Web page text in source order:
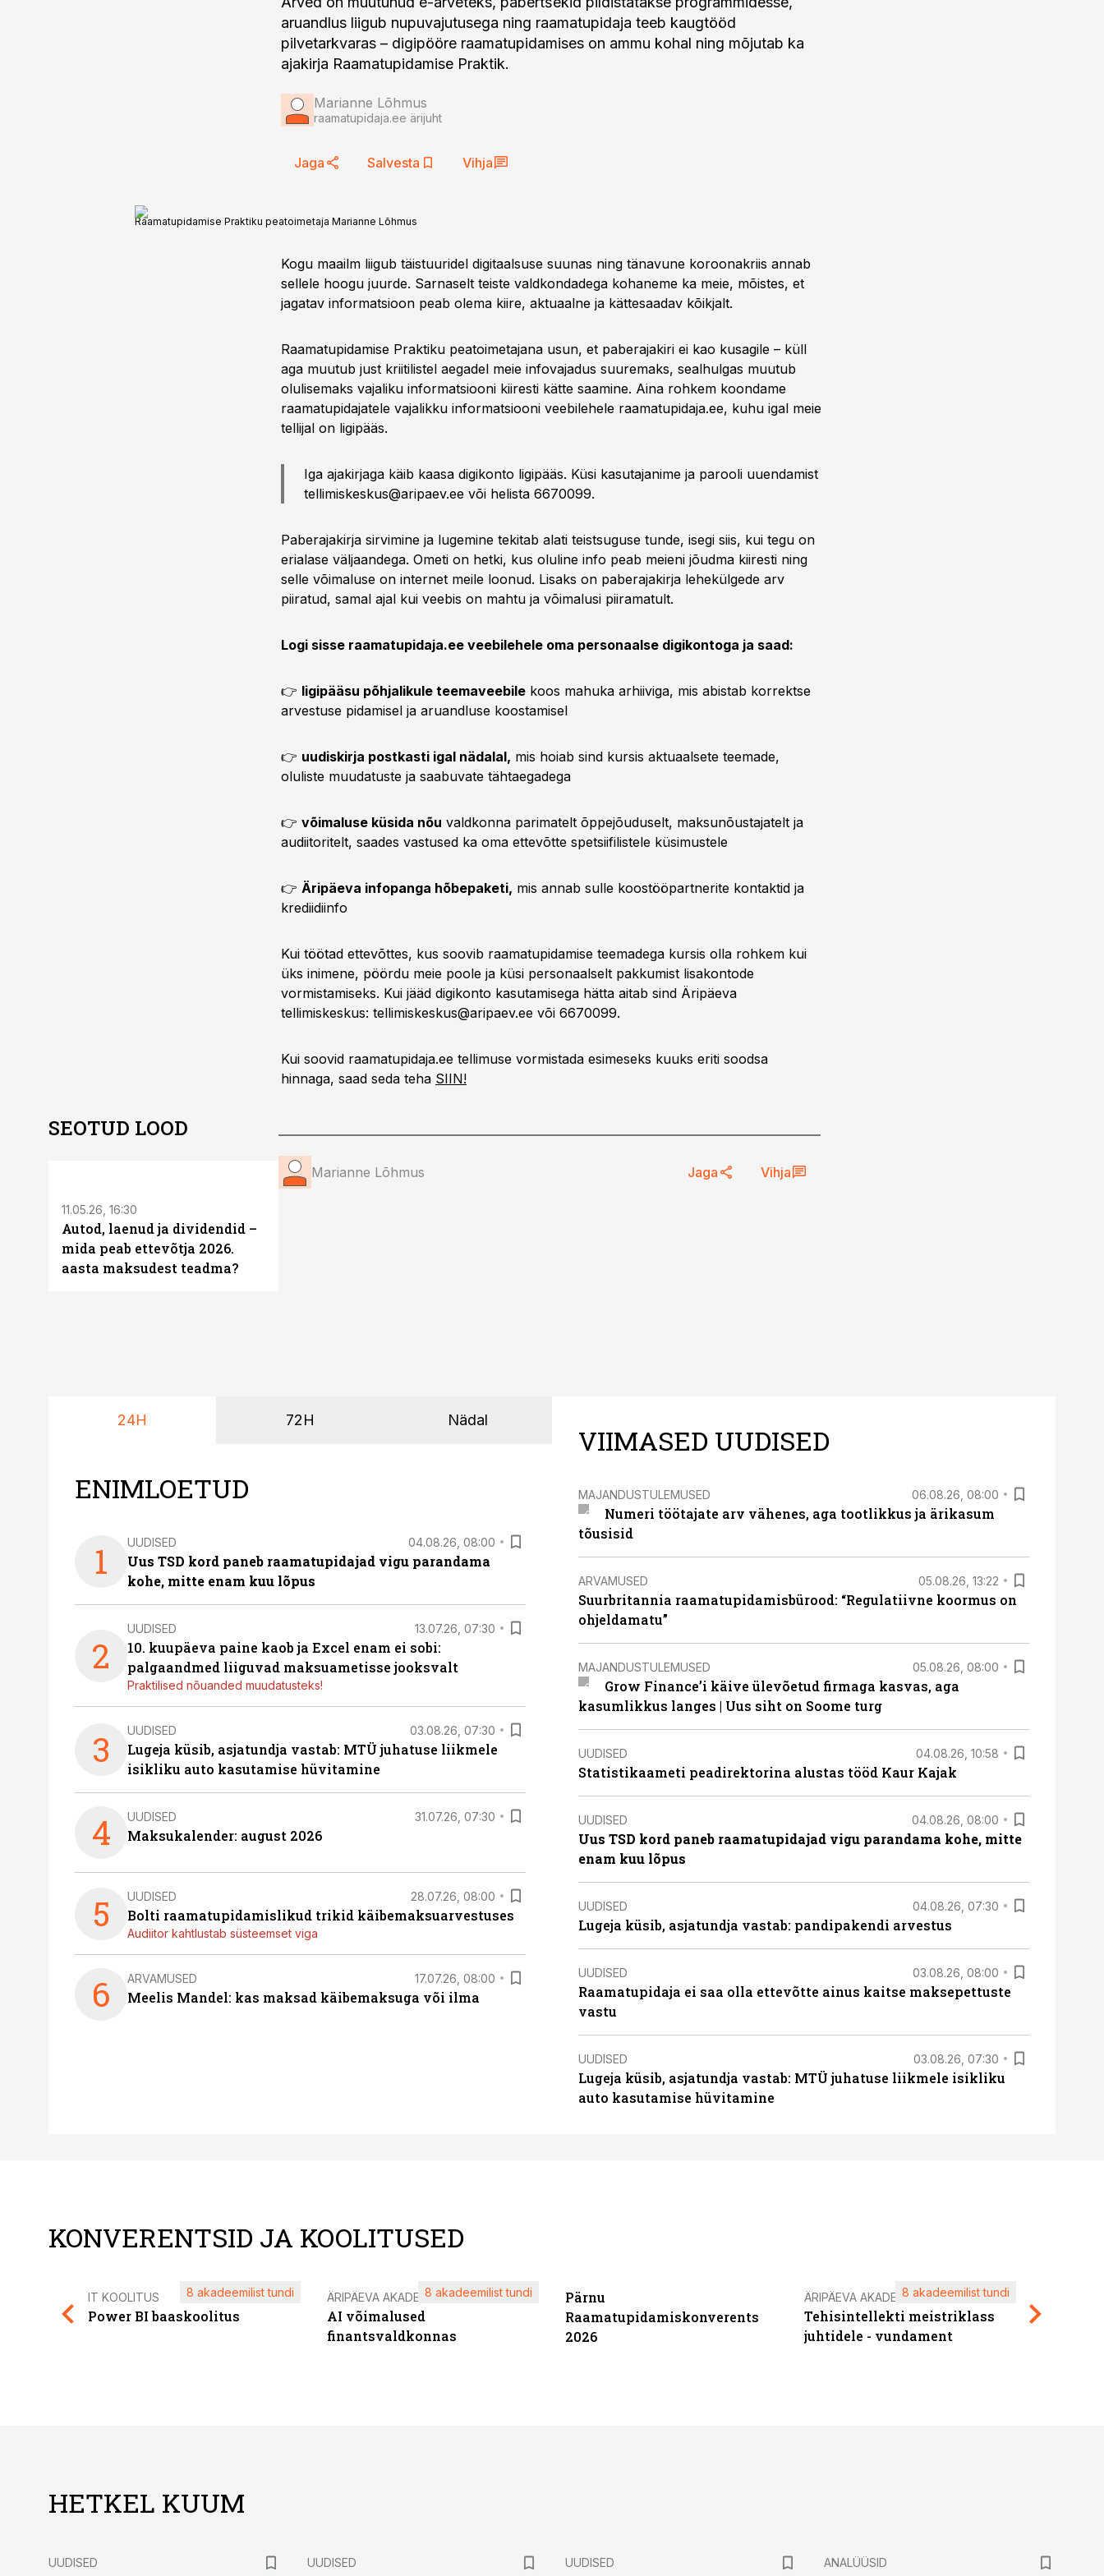
aruandlus liigub nupuvajutusega ning raamatupidaja teeb kaugtööd
pilvetarkvaras – digipööre raamatupidamises on ammu kohal ning mõjutab ka
ajakirja Raamatupidamise Praktik.
Marianne Lõhmus
raamatupidaja.ee ärijuht
Jaga Salvesta Vihja
Raamatupidamise Praktiku peatoimetaja Marianne Lõhmus
Kogu maailm liigub täistuuridel digitaalsuse suunas ning tänavune koroonakriis annab
sellele hoogu juurde. Sarnaselt teiste valdkondadega kohaneme ka meie, mõistes, et
jagatav informatsioon peab olema kiire, aktuaalne ja kättesaadav kõikjalt.
Raamatupidamise Praktiku peatoimetajana usun, et paberajakiri ei kao kusagile – küll
aga muutub just kriitilistel aegadel meie infovajadus suuremaks, sealhulgas muutub
olulisemaks vajaliku informatsiooni kiiresti kätte saamine. Aina rohkem koondame
raamatupidajatele vajalikku informatsiooni veebilehele raamatupidaja.ee, kuhu igal meie
tellijal on ligipääs.
Iga ajakirjaga käib kaasa digikonto ligipääs. Küsi kasutajanime ja parooli uuendamist
tellimiskeskus@aripaev.ee või helista 6670099.
Paberajakirja sirvimine ja lugemine tekitab alati teistsuguse tunde, isegi siis, kui tegu on
erialase väljaandega. Ometi on hetki, kus oluline info peab meieni jõudma kiiresti ning
selle võimaluse on internet meile loonud. Lisaks on paberajakirja lehekülgede arv
piiratud, samal ajal kui veebis on mahtu ja võimalusi piiramatult.
Logi sisse raamatupidaja.ee veebilehele oma personaalse digikontoga ja saad:
👉 ligipääsu põhjalikule teemaveebile koos mahuka arhiiviga, mis abistab korrektse
arvestuse pidamisel ja aruandluse koostamisel
👉 uudiskirja postkasti igal nädalal, mis hoiab sind kursis aktuaalsete teemade,
oluliste muudatuste ja saabuvate tähtaegadega
👉 võimaluse küsida nõu valdkonna parimatelt õppejõuduselt, maksunõustajatelt ja
audiitoritelt, saades vastused ka oma ettevõtte spetsiifilistele küsimustele
👉 Äripäeva infopanga hõbepaketi, mis annab sulle koostööpartnerite kontaktid ja
krediidiinfo
Kui töötad ettevõttes, kus soovib raamatupidamise teemadega kursis olla rohkem kui
üks inimene, pöördu meie poole ja küsi personaalselt pakkumist lisakontode
vormistamiseks. Kui jääd digikonto kasutamisega hätta aitab sind Äripäeva
tellimiskeskus: tellimiskeskus@aripaev.ee või 6670099.
Kui soovid raamatupidaja.ee tellimuse vormistada esimeseks kuuks eriti soodsa
hinnaga, saad seda teha SIIN!
Marianne Lõhmus Jaga Vihja
SEOTUD LOOD
11.05.26, 16:30
Autod, laenud ja dividendid –
mida peab ettevõtja 2026.
aasta maksudest teadma?
24H 72H Nädal
ENIMLOETUD
1 UUDISED 04.08.26, 08:00
Uus TSD kord paneb raamatupidajad vigu parandama
kohe, mitte enam kuu lõpus
2
UUDISED 13.07.26, 07:30
10. kuupäeva paine kaob ja Excel enam ei sobi:
palgaandmed liiguvad maksuametisse jooksvalt
Praktilised nõuanded muudatusteks!
3 UUDISED 03.08.26, 07:30
Lugeja küsib, asjatundja vastab: MTÜ juhatuse liikmele
isikliku auto kasutamise hüvitamine
4 UUDISED 31.07.26, 07:30
Maksukalender: august 2026
5 UUDISED 28.07.26, 08:00
Bolti raamatupidamislikud trikid käibemaksuarvestuses
Audiitor kahtlustab süsteemset viga
6 ARVAMUSED 17.07.26, 08:00
Meelis Mandel: kas maksad käibemaksuga või ilma
VIIMASED UUDISED
MAJANDUSTULEMUSED 06.08.26, 08:00
Numeri töötajate arv vähenes, aga tootlikkus ja ärikasum
tõusisid
ARVAMUSED 05.08.26, 13:22
Suurbritannia raamatupidamisbürood: “Regulatiivne koormus on
ohjeldamatu”
MAJANDUSTULEMUSED 05.08.26, 08:00
Grow Finance’i käive ülevõetud firmaga kasvas, aga
kasumlikkus langes | Uus siht on Soome turg
UUDISED 04.08.26, 10:58
Statistikaameti peadirektorina alustas tööd Kaur Kajak
UUDISED 04.08.26, 08:00
Uus TSD kord paneb raamatupidajad vigu parandama kohe, mitte
enam kuu lõpus
UUDISED 04.08.26, 07:30
Lugeja küsib, asjatundja vastab: pandipakendi arvestus
UUDISED 03.08.26, 08:00
Raamatupidaja ei saa olla ettevõtte ainus kaitse maksepettuste
vastu
UUDISED 03.08.26, 07:30
Lugeja küsib, asjatundja vastab: MTÜ juhatuse liikmele isikliku
auto kasutamise hüvitamine
KONVERENTSID JA KOOLITUSED
IT KOOLITUS
Power BI baaskoolitus
8 akadeemilist tundi ÄRIPÄEVA AKADEEMIA
AI võimalused
finantsvaldkonnas
8 akadeemilist tundi
Pärnu
Raamatupidamiskonverents
2026
ÄRIPÄEVA AKADEEMIA
Tehisintellekti meistriklass
juhtidele - vundament
8 akadeemilist tundi
HETKEL KUUM
UUDISED
UUDISED
UUDISED
ANALÜÜSID